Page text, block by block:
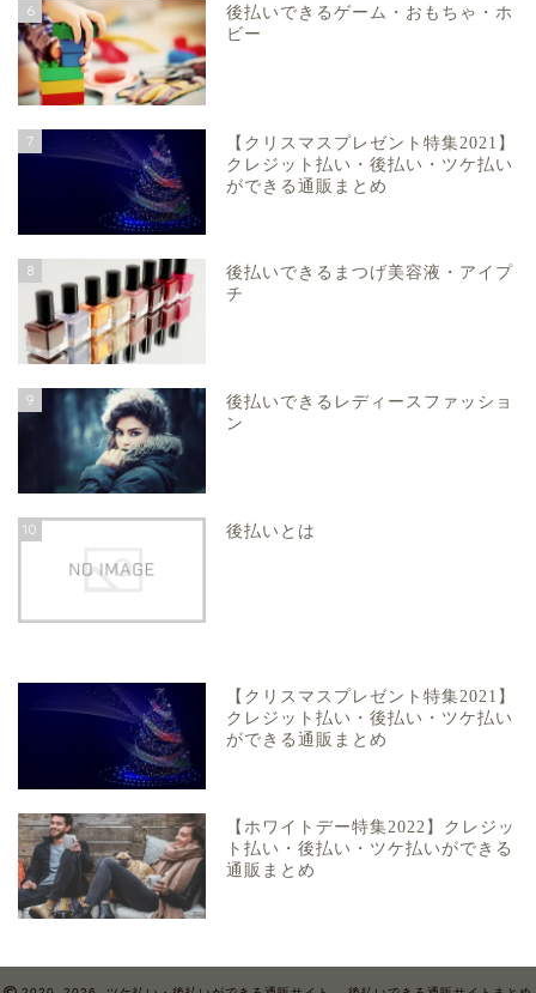
6
後払いできるゲーム・おもちゃ・ホ
ビー
7
【クリスマスプレゼント特集2021】
クレジット払い・後払い・ツケ払い
ができる通販まとめ
8
後払いできるまつげ美容液・アイプ
チ
9
後払いできるレディースファッショ
ン
10 後払いとは
【クリスマスプレゼント特集2021】
クレジット払い・後払い・ツケ払い
ができる通販まとめ
【ホワイトデー特集2022】クレジッ
ト払い・後払い・ツケ払いができる
通販まとめ